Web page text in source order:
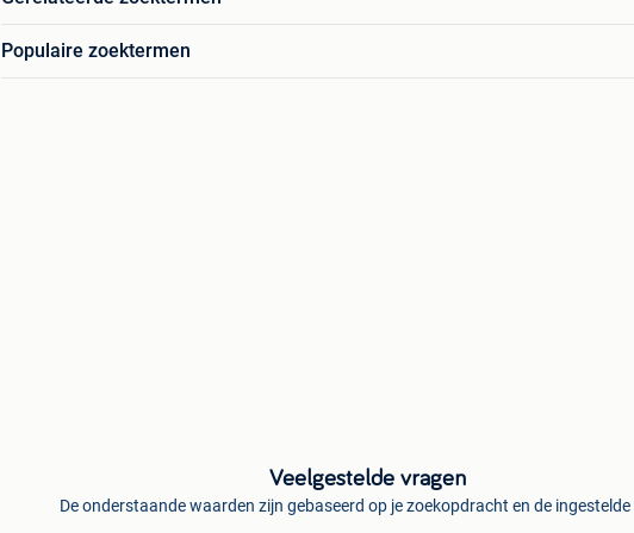
Populaire zoektermen
Veelgestelde vragen
De onderstaande waarden zijn gebaseerd op je zoekopdracht en de